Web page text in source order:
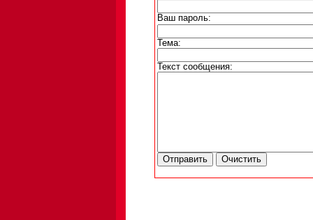
Ваш пароль:
Тема:
Текст сообщения: